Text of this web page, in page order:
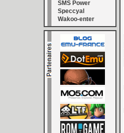
SMS Power
Speccyal
Wakoo-enter